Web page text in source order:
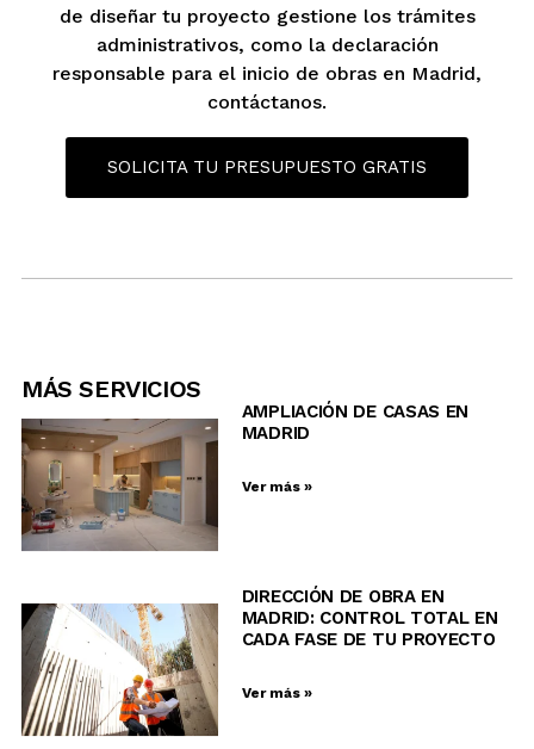
de diseñar tu proyecto gestione los trámites
administrativos, como la declaración
responsable para el inicio de obras en Madrid,
contáctanos.
SOLICITA TU PRESUPUESTO GRATIS
MÁS SERVICIOS
AMPLIACIÓN DE CASAS EN
MADRID
Ver más »
DIRECCIÓN DE OBRA EN
MADRID: CONTROL TOTAL EN
CADA FASE DE TU PROYECTO
Ver más »